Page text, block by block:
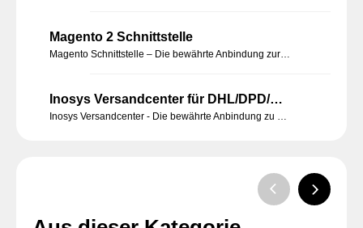
Magento 2 Schnittstelle
Magento Schnittstelle – Die bewährte Anbindung zur Sage 100 Warenwirtschaft von Inosys
Inosys Versandcenter für DHL/DPD/UPS
Inosys Versandcenter - Die bewährte Anbindung zu den Versanddienstleistern DHL, DPD und UPS